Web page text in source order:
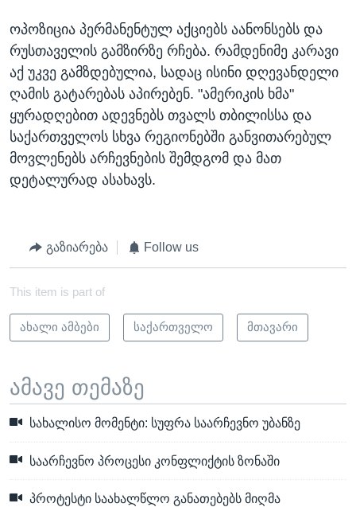
ოპოზიცია პერმანენტულ აქციებს აანონსებს და
რუსთაველის გამზირზე რჩება. რამდენიმე კარავი
აქ უკვე გამზდებულია, სადაც ისინი დღევანდელი
ღამის გატარებას აპირებენ. "ამერიკის ხმა"
ყურადღებით ადევნებს თვალს თბილისსა და
საქართველოს სხვა რეგიონებში განვითარებულ
მოვლენებს არჩევნების შემდგომ და მათ
დეტალურად ასახავს.
გაზიარება Follow us
This item is part of
ახალი ამბები საქართველო მთავარი
ამავე თემაზე
სახალისო მომენტი: სუფრა საარჩევნო უბანზე
საარჩევნო პროცესი კონფლიქტის ზონაში
პროტესტი საახალწლო განათებებს მიღმა